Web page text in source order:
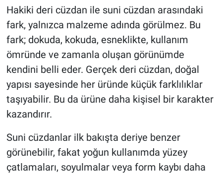
Hakiki deri cüzdan ile suni cüzdan arasındaki
fark, yalnızca malzeme adında görülmez. Bu
fark; dokuda, kokuda, esneklikte, kullanım
ömründe ve zamanla oluşan görünümde
kendini belli eder. Gerçek deri cüzdan, doğal
yapısı sayesinde her üründe küçük farklılıklar
taşıyabilir. Bu da ürüne daha kişisel bir karakter
kazandırır.
Suni cüzdanlar ilk bakışta deriye benzer
görünebilir, fakat yoğun kullanımda yüzey
çatlamaları, soyulmalar veya form kaybı daha